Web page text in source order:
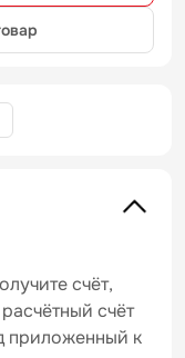
счёт,
счёт
приложенный к